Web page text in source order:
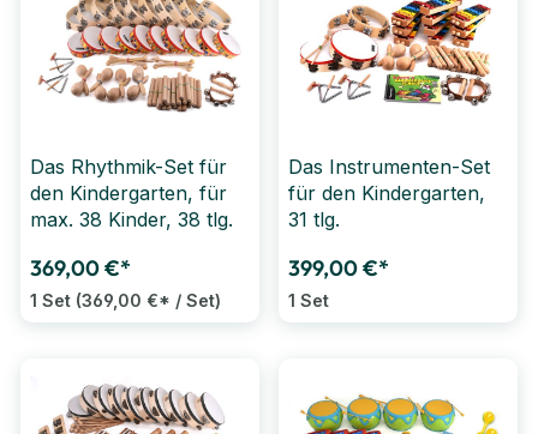
Das Rhythmik-Set für
den Kindergarten, für
max. 38 Kinder, 38 tlg.
369,00 €*
1 Set (369,00 €* / Set)
Das Instrumenten-Set
für den Kindergarten,
31 tlg.
399,00 €*
1 Set